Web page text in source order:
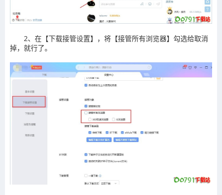
2、在【下载接管设置】，将【接管所有浏览器】勾选给取消
掉，就行了。